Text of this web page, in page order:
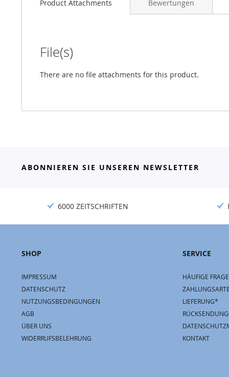
Product Attachments
File(s)
There are no file attachments for this product.
Bewertungen
ABONNIEREN SIE UNSEREN NEWSLETTER
6000 ZEITSCHRIFTEN
SHOP
IMPRESSUM
DATENSCHUTZ
NUTZUNGSBEDINGUNGEN
AGB
ÜBER UNS
WIDERRUFSBELEHRUNG
SERVICE
HÄUFIGE
LIEFERUNG*
KONTAKT